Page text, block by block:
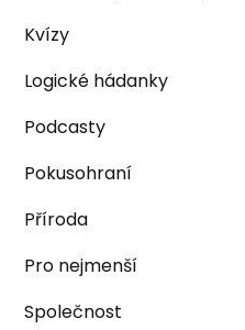
Kvízy
Logické hádanky
Podcasty
Pokusohraní
Příroda
Pro nejmenší
Společnost